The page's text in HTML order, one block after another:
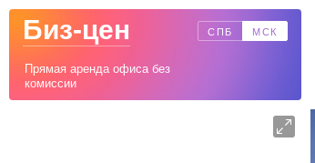
Биз-цен СПБ МСК
Прямая аренда офиса без
комиссии